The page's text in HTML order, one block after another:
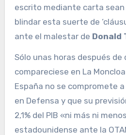
escrito mediante carta
blindar esta suerte de
ante el malestar de Donald
Sólo unas horas después de
compareciese en La
España no se compromete a
en Defensa y que su
2,1% del PIB «ni más ni
estadounidense ante la